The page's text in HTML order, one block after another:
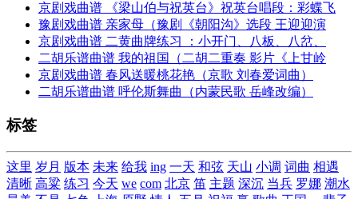
京剧戏曲谱 《梁山伯与祝英台》祝英台唱段：彩蝶飞
豫剧戏曲谱 亲家母（豫剧《朝阳沟》选段 王迎迎演
京剧戏曲谱 二黄曲牌练习 ：小开门、八板、八岔、
二胡乐谱曲谱 我的祖国（二胡二重奏 影片《上甘岭
京剧戏曲谱 春风送暖桃花艳（京歌 刘春爱词曲）
二胡乐谱曲谱 呼伦斯舞曲（内蒙民歌 岳峰改编）
标签
这里 岁月 版本 未来 给我 ing 一天 和弦 天山 小调 词曲 相遇
清晰 高粱 练习 今天 we com 北京 笛 主题 深沉 当兵 罗娜 潮水